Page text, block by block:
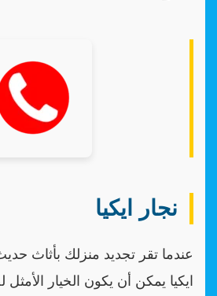
نجار ايكيا
عندما تقر تجديد منزلك بأثاث
ايكيا يمكن أن يكون الخيار